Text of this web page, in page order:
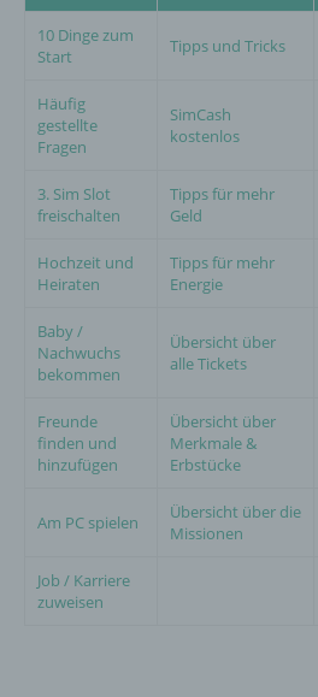
10 Dinge zum
Start
Tipps und Tricks
Häufig
gestellte
Fragen
SimCash
kostenlos
3. Sim Slot
freischalten
Tipps für mehr
Geld
Hochzeit und
Heiraten
Tipps für mehr
Energie
Baby /
Nachwuchs
bekommen
Übersicht über
alle Tickets
Freunde
finden und
hinzufügen
Übersicht über
Merkmale &
Erbstücke
Am PC spielen
Übersicht über die
Missionen
Job / Karriere
zuweisen